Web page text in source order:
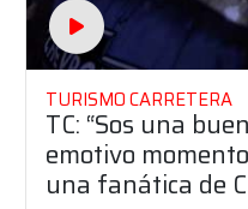
TURISMO CARRETERA
TC: “Sos una
emotivo
una fanática de